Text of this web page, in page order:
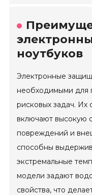
ноутбуков
Электронные
необходимыми для
рисковых задач.
включают высокую
повреждений и
способны
экстремальные
модели задают
свойства, что